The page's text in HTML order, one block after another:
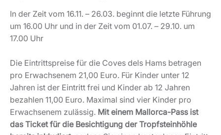
In der Zeit vom 16.11. – 26.03. beginnt die letzte Führung
um 16.00 Uhr und in der Zeit vom 01.07. – 29.10. um
17.00 Uhr
Die Eintrittspreise für die Coves dels Hams betragen
pro Erwachsenem 21,00 Euro. Für Kinder unter 12
Jahren ist der Eintritt frei und Kinder ab 12 Jahren
bezahlen 11,00 Euro. Maximal sind vier Kinder pro
Erwachsenem zulässig. Mit einem Mallorca-Pass ist
das Ticket für die Besichtigung der Tropfsteinhöhle